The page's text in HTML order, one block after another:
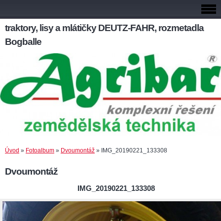
traktory, lisy a mlátičky DEUTZ-FAHR, rozmetadla
Bogballe
Úvod » Fotoalbum » Dvoumontáž » IMG_20190221_133308
Dvoumontáž
IMG_20190221_133308